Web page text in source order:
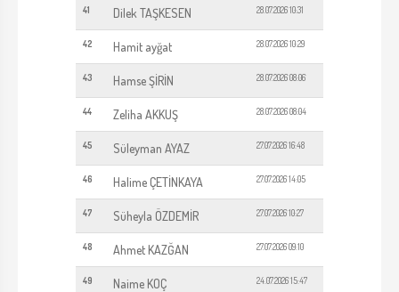
41 Dilek TAŞKESEN 28.07.2026 10:31
42 Hamit ayğat 28.07.2026 10:29
43 Hamse ŞİRİN 28.07.2026 08:06
44 Zeliha AKKUŞ 28.07.2026 08:04
45 Süleyman AYAZ 27.07.2026 16:48
46 Halime ÇETİNKAYA 27.07.2026 14:05
47 Süheyla ÖZDEMİR 27.07.2026 10:27
48 Ahmet KAZĞAN 27.07.2026 09:10
49 Naime KOÇ 24.07.2026 15:47